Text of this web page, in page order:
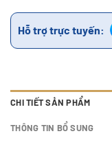
Hỗ trợ trực tuyến:
CHI TIẾT SẢN PHẨM
THÔNG TIN BỔ SUNG